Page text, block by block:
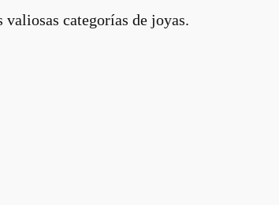
categorías de joyas.